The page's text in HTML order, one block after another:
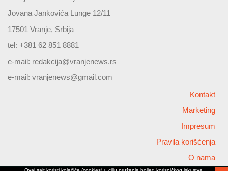
Jovana Jankovića Lunge 12/11
17501 Vranje, Srbija
tel: +381 62 851 8881
e-mail: redakcija@vranjenews.rs
e-mail: vranjenews@gmail.com
Kontakt
Marketing
Impresum
Pravila korišćenja
O nama